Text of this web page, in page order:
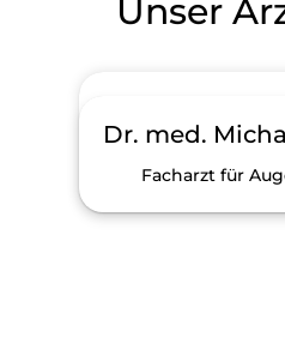
Unser
Dr. med.
Facharzt für